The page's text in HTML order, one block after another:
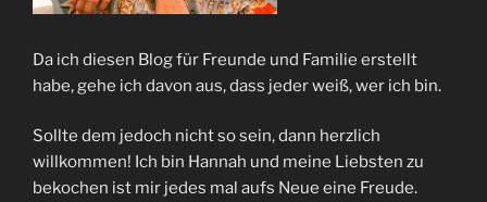
Da ich diesen Blog für Freunde und Familie erstellt
habe, gehe ich davon aus, dass jeder weiß, wer ich bin.
Sollte dem jedoch nicht so sein, dann herzlich
willkommen! Ich bin Hannah und meine Liebsten zu
bekochen ist mir jedes mal aufs Neue eine Freude.